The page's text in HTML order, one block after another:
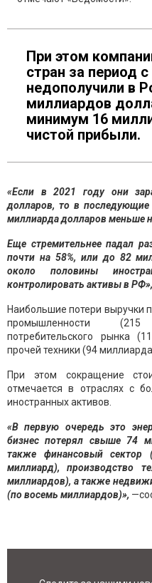
При этом
стран за период
недополучили в
миллиардов
минимум 16
чистой прибыли.
«Если в 2021 году они
долларов, то в
миллиарда долларов меньше
Еще стремительнее падал
почти на 58%, или до 82
около половины
контролировать активы в РФ»,
Наибольшие потери выручки
промышленности
потребительского рынка
прочей техники (94
При этом сокращение
отмечается в отраслях с
иностранных активов.
«В первую очередь это
бизнес потерял свыше 74
также финансовый сектор
миллиард), производство
миллиардов), а также
(по восемь миллиардов)»,